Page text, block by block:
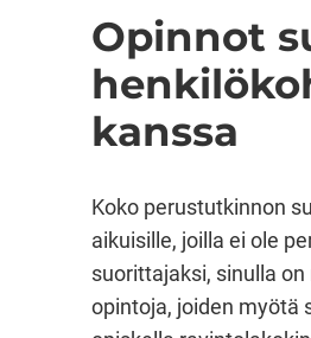
Opinnot
kanssa
Koko perustutkinnon
aikuisille, joilla ei ole
suorittajaksi, sinulla
opintoja, joiden myötä